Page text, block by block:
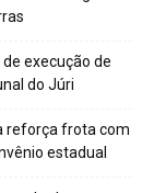
execução de
do Júri
reforça frota com
estadual